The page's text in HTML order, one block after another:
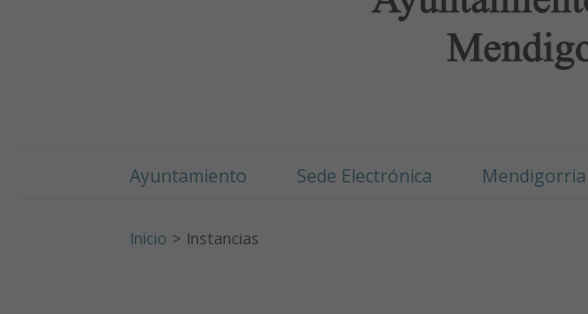
Ayuntamiento Sede Electrónica Mendigorria
Inicio > Instancias